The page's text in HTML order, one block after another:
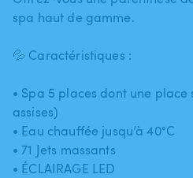
spa haut de gamme.
💦 Caractéristiques :
• Spa 5 places dont une
assises)
• Eau chauffée jusqu’à 40°C
• 71 Jets massants
• ÉCLAIRAGE LED